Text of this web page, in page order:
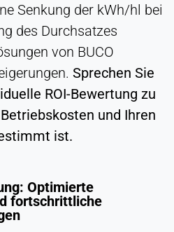
Senkung der kWh/hl bei
des Durchsatzes
von BUCO
Sprechen Sie
ROI-Bewertung zu
und Ihren
ist.
Optimierte
fortschrittliche